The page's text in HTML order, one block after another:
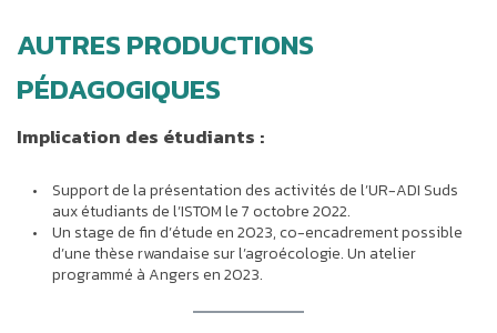
AUTRES PRODUCTIONS
PÉDAGOGIQUES
Implication des étudiants :
Support de la présentation des activités de l’UR-ADI Suds
aux étudiants de l’ISTOM le 7 octobre 2022.
Un stage de fin d’étude en 2023, co-encadrement possible
d’une thèse rwandaise sur l’agroécologie. Un atelier
programmé à Angers en 2023.